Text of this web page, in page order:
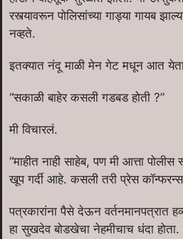
रस्त्यावरून पोलिसांच्या गाड्या गायब
नव्हते.
इतक्यात नंदू माळी मेन गेट मधून आत
“सकाळी बाहेर कसली गडबड होती ?”
मी विचारलं.
“माहीत नाही साहेब, पण मी आत्ता
खूप गर्दी आहे. कसली तरी प्रेस
पत्रकारांना पैसे देऊन वर्तनमानपत्रात
हा सुखदेव बोडखेचा नेहमीचाच धंदा होता.